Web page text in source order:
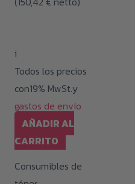
i
Todos los precios
con19% MwSt.y
gastos de envío
AÑADIR AL
CARRITO
Consumibles de